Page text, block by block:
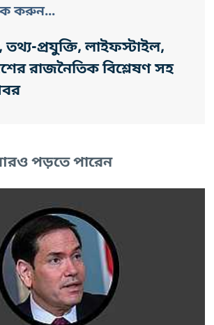
করুন...
তথ্য-প্রযুক্তি, লাইফস্টাইল,
রাজনৈতিক বিশ্লেষণ সহ
পড়তে পারেন